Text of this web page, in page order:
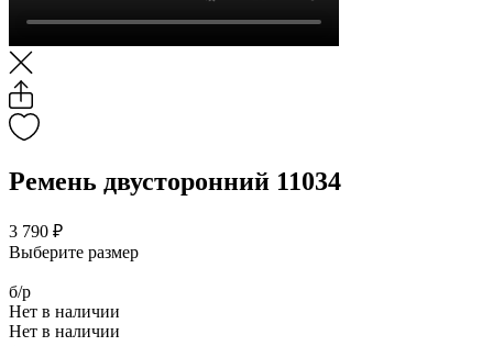
Ремень двусторонний 11034
3 790 ₽
Выберите размер
б/р
Нет в наличии
Нет в наличии